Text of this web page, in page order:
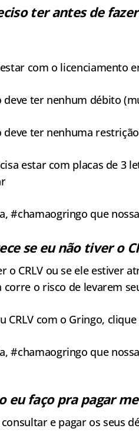
ter antes de
com o licenciamento
deve ter nenhum débito
deve ter nenhuma
estar com placas de 3
#chamaogringo que
se eu não tiver o
o CRLV ou se ele estiver
corre o risco de levarem
CRLV com o Gringo,
#chamaogringo que
eu faço pra pagar
e pagar os seus